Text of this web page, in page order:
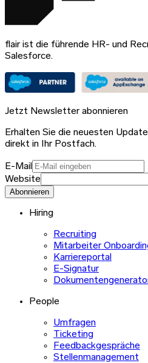
flair ist die führende HR- und
Salesforce.
Jetzt Newsletter abonnieren
Erhalten Sie die neuesten
direkt in Ihr Postfach.
E-Mail
Website
Abonnieren
Hiring
Recruiting
Mitarbeiter
Karriereportal
E-Signatur
People
Umfragen
Ticketing
Feedbackgespräche
Stellenmanagement